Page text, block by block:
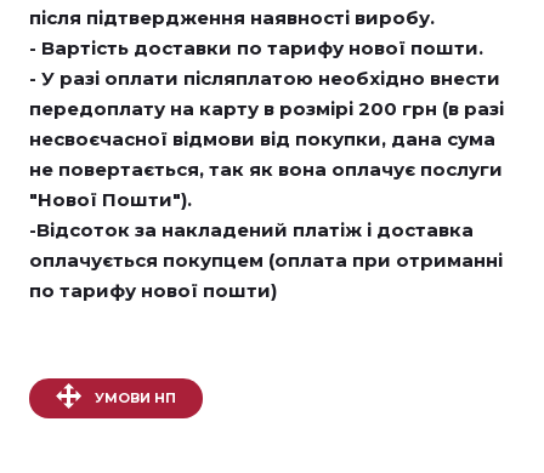
після підтвердження наявності виробу.
- Вартість доставки по тарифу нової пошти.
- У разі оплати післяплатою необхідно внести
передоплату на карту в розмірі 200 грн (в разі
несвоєчасної відмови від покупки, дана сума
не повертається, так як вона оплачує послуги
"Нової Пошти").
-Відсоток за накладений платіж і доставка
оплачується покупцем (оплата при отриманні
по тарифу нової пошти)
УМОВИ НП